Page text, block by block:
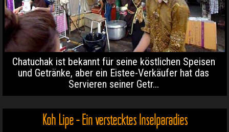
Chatuchak ist bekannt für seine köstlichen Speisen
und Getränke, aber ein Eistee-Verkäufer hat das
Servieren seiner Getr...
Koh Lipe - Ein verstecktes Inselparadies